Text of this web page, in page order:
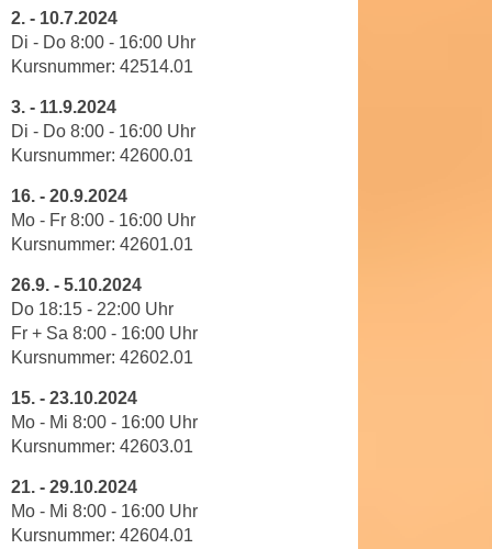
2. - 10.7.2024
Di - Do 8:00 - 16:00 Uhr
Kursnummer: 42514.01
3. - 11.9.2024
Di - Do 8:00 - 16:00 Uhr
Kursnummer: 42600.01
16. - 20.9.2024
Mo - Fr 8:00 - 16:00 Uhr
Kursnummer: 42601.01
26.9. - 5.10.2024
Do 18:15 - 22:00 Uhr
Fr + Sa 8:00 - 16:00 Uhr
Kursnummer: 42602.01
15. - 23.10.2024
Mo - Mi 8:00 - 16:00 Uhr
Kursnummer: 42603.01
21. - 29.10.2024
Mo - Mi 8:00 - 16:00 Uhr
Kursnummer: 42604.01
e
I
n
a
l
e
a
n
z
u
z
e
g
e
n
.
U
m
e
n
h
r
e
d
u
r
h
d
i
C
o
o
k
i
e